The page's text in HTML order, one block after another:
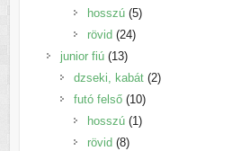
hosszú 55
rövid 2424
junior fiú 1313
termék
dzseki, kabát 22
futó felső 1010
termék
hosszú 11
rövid 88